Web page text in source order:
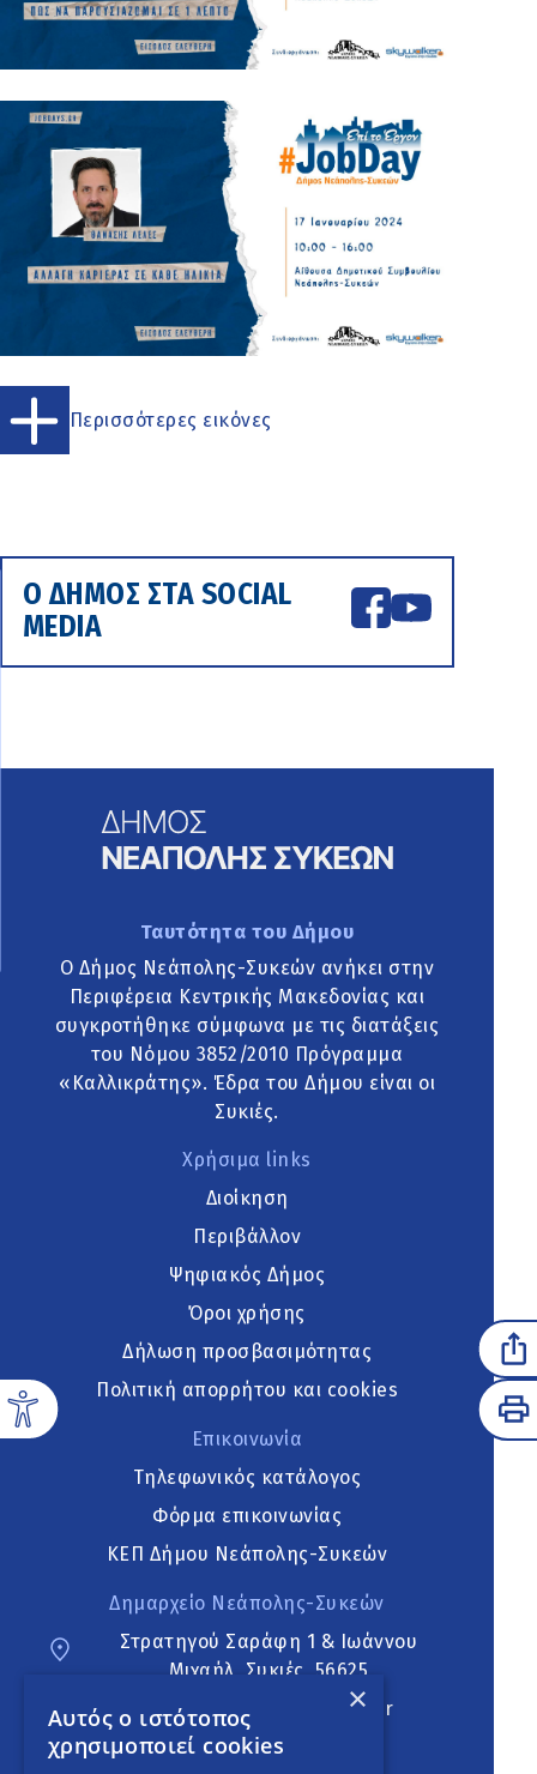
Περισσότερες εικόνες
Ο ΔΗΜΟΣ ΣΤΑ SOCIAL
MEDIA
Ταυτότητα του Δήμου
Ο Δήμος Νεάπολης-Συκεών ανήκει στην
Περιφέρεια Κεντρικής Μακεδονίας και
συγκροτήθηκε σύμφωνα με τις διατάξεις
του Νόμου 3852/2010 Πρόγραμμα
«Καλλικράτης». Έδρα του Δήμου είναι οι
Συκιές.
Χρήσιμα links
Διοίκηση
Περιβάλλον
Ψηφιακός Δήμος
Όροι χρήσης
Δήλωση προσβασιμότητας
Πολιτική απορρήτου και cookies
Επικοινωνία
Τηλεφωνικός κατάλογος
Φόρμα επικοινωνίας
ΚΕΠ Δήμου Νεάπολης-Συκεών
Δημαρχείο Νεάπολης-Συκεών
Στρατηγού Σαράφη 1 & Ιωάννου
Μιχαήλ, Συκιές, 56625
neapoli.sykies@ddt.gov.gr
Ακολουθήστε
×
Αυτός ο ιστότοπος
χρησιμοποιεί cookies